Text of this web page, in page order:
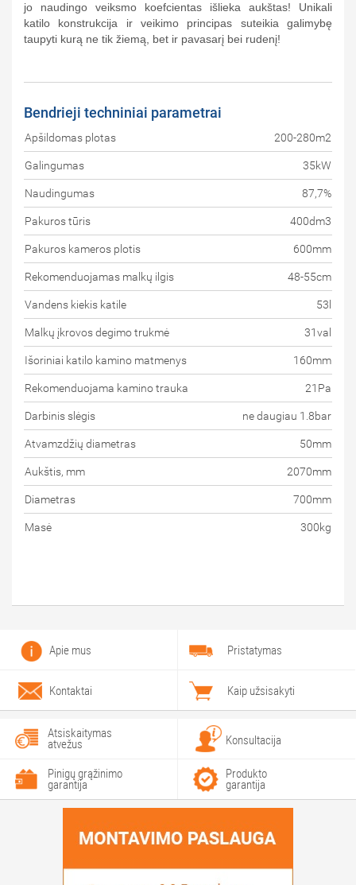
jo naudingo veiksmo koefcientas išlieka aukštas! Unikali
katilo konstrukcija ir veikimo principas suteikia galimybę
taupyti kurą ne tik žiemą, bet ir pavasarį bei rudenį!
Bendrieji techniniai parametrai
Apšildomas plotas 200-280m2
Galingumas 35kW
Naudingumas 87,7%
Pakuros tūris 400dm3
Pakuros kameros plotis 600mm
Rekomenduojamas malkų ilgis 48-55cm
Vandens kiekis katile 53l
Malkų įkrovos degimo trukmė 31val
Išoriniai katilo kamino matmenys 160mm
Rekomenduojama kamino trauka 21Pa
Darbinis slėgis ne daugiau 1.8bar
Atvamzdžių diametras 50mm
Aukštis, mm 2070mm
Diametras 700mm
Masė 300kg
Apie mus Pristatymas
Kontaktai Kaip užsisakyti
Atsiskaitymas
atvežus Konsultacija
Pinigų grąžinimo
garantija
Produkto
garantija